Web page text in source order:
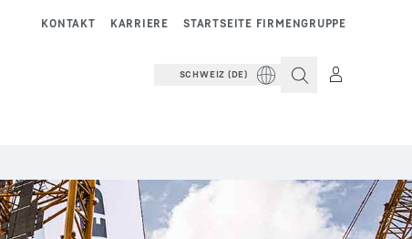
STARTSEITE FIRMENGRUPPE
KARRIERE
KONTAKT
SCHWEIZ (DE)